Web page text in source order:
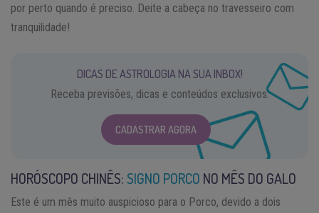
por perto quando é preciso. Deite a cabeça no travesseiro com
tranquilidade!
DICAS DE ASTROLOGIA NA SUA INBOX!
Receba previsões, dicas e conteúdos exclusivos.
CADASTRAR AGORA
HORÓSCOPO CHINÊS:SIGNO PORCO NO MÊS DO GALO
Este é um mês muito auspicioso para o Porco, devido a dois